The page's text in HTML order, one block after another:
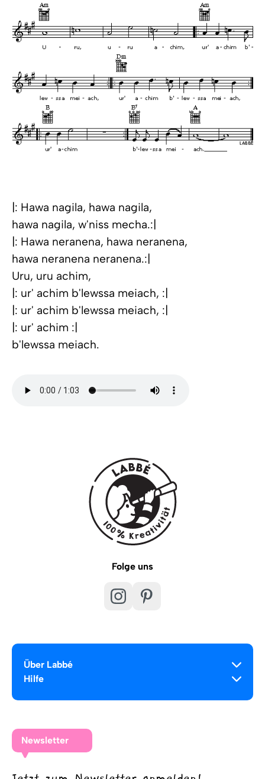
|: Hawa nagila, hawa nagila,
hawa nagila, w'niss mecha.:|
|: Hawa neranena, hawa neranena,
hawa neranena neranena.:|
Uru, uru achim,
|: ur' achim b'lewssa meiach, :|
|: ur' achim b'lewssa meiach, :|
|: ur' achim :|
b'lewssa meiach.
Folge uns
Über Labbé
Hilfe
Newsletter